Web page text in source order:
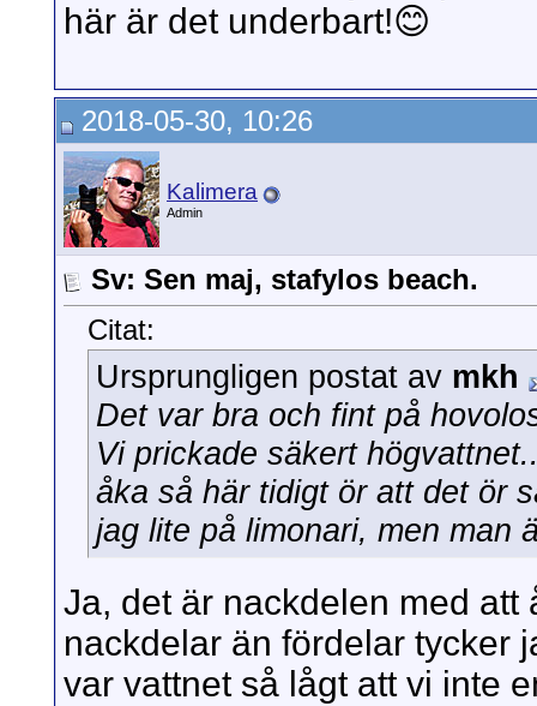
här är det underbart!😊
2018-05-30, 10:26
Kalimera
Admin
Sv: Sen maj, stafylos beach.
Citat:
Ursprungligen postat av mkh
Det var bra och fint på
Vi prickade säkert
åka så här tidigt ör att det ör
jag lite på limonari, men man
Ja, det är nackdelen med att
nackdelar än fördelar tycker
var vattnet så lågt att vi inte